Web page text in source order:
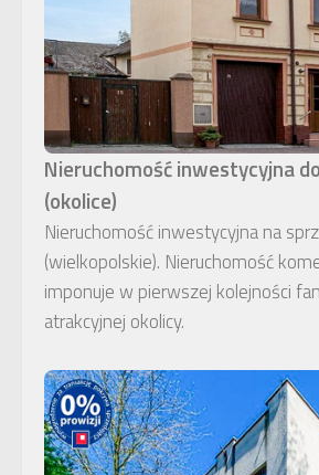
Nieruchomość inwestycyjna
(okolice)
Nieruchomość inwestycyjna na
(wielkopolskie). Nieruchomość
imponuje w pierwszej kolejności
atrakcyjnej okolicy.